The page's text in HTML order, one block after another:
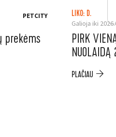
PETCITY
prekėms
LIKO: D.
Galioja iki
PIRK
NUOLAIDĄ
PLAČIAU